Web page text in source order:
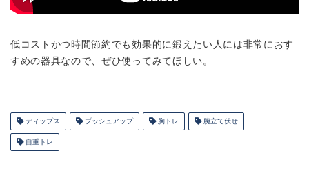
低コストかつ時間節約でも効果的に鍛えたい人には非常におす
すめの器具なので、ぜひ使ってみてほしい。
ディップス プッシュアップ 胸トレ 腕立て伏せ
自重トレ